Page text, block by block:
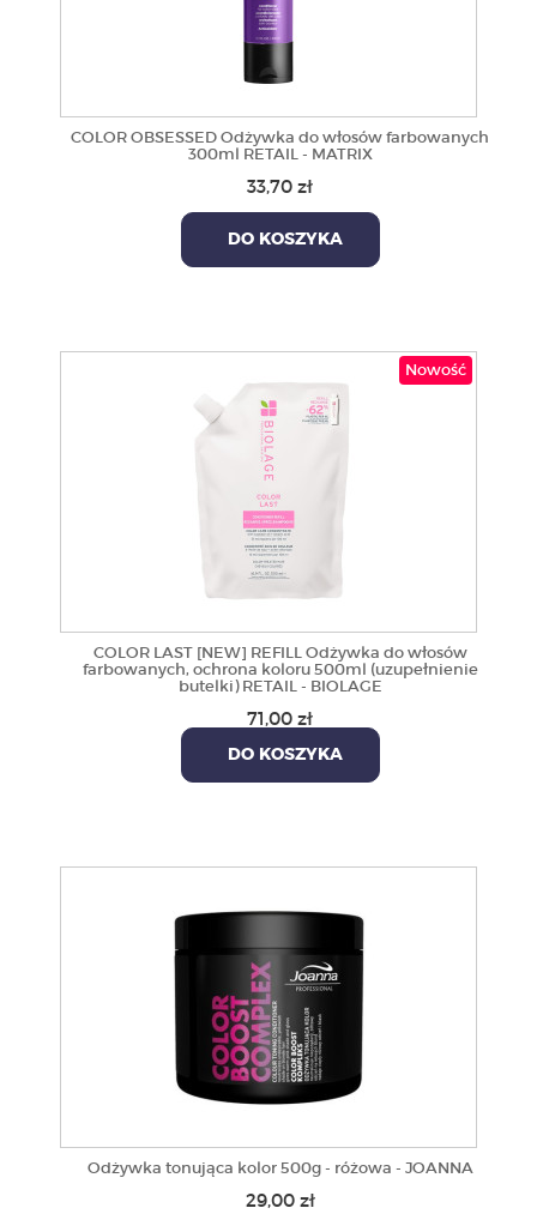
COLOR OBSESSED Odżywka do włosów farbowanych
300ml RETAIL - MATRIX
33,70 zł
DO KOSZYKA
Nowość
COLOR LAST [NEW] REFILL Odżywka do włosów
farbowanych, ochrona koloru 500ml (uzupełnienie
butelki) RETAIL - BIOLAGE
71,00 zł
DO KOSZYKA
Odżywka tonująca kolor 500g - różowa - JOANNA
29,00 zł